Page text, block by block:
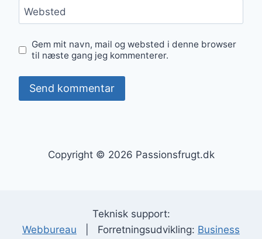
Websted
Gem mit navn, mail og websted i denne browser
til næste gang jeg kommenterer.
Copyright © 2026 Passionsfrugt.dk
Teknisk support:
Webbureau | Forretningsudvikling: Business